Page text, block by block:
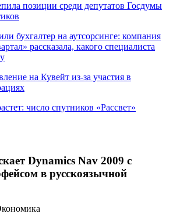
позиции среди депутатов Госдумы
бухгалтер на аутсорсинге: компания
рассказала, какого специалиста
на Кувейт из-за участия в
число спутников «Рассвет»
Dynamics Nav 2009 с
в русскоязычной